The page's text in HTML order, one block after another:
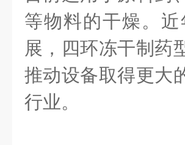
等物料的干燥。
展， 四环冻干制药
推动设备取得更大
行业。